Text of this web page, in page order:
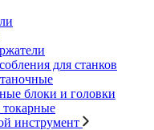
для станков
блоки и головки
инструмент